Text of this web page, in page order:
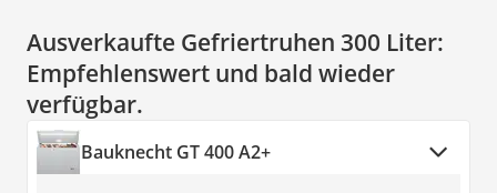
Ausverkaufte Gefriertruhen 300 Liter:
Empfehlenswert und bald wieder
verfügbar.
Bauknecht GT 400 A2+